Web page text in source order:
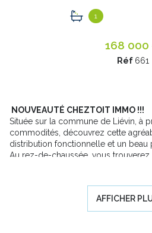
1
168
Réf 661
NOUVEAUTÉ CHEZTOIT IMMO !!!
Située sur la commune de Liévin, à
commodités, découvrez cette
distribution fonctionnelle et un beau
Au rez-de-chaussée, vous trouverez
salle de bain, idéal pour une vie de
La maison dispose également d’un
apportant un véritable confort pour
AFFICHER